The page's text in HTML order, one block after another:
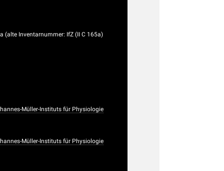
(alte Inventarnummer: IfZ (II C 165a)
Müller-Instituts für Physiologie
Müller-Instituts für Physiologie